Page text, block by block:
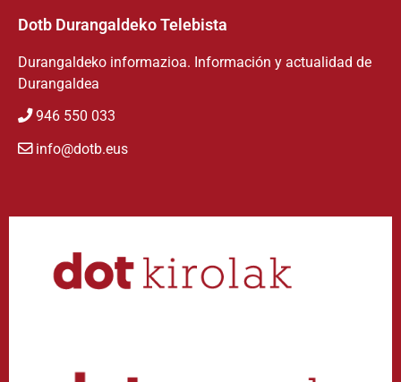
Dotb Durangaldeko Telebista
Durangaldeko informazioa. Información y actualidad de
Durangaldea
946 550 033
info@dotb.eus